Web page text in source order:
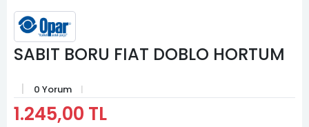
SABIT BORU FIAT DOBLO HORTUM
0 Yorum
1.245,00 TL